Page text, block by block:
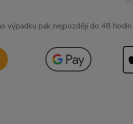
výpadku pak nejpozději do 48 hodin.